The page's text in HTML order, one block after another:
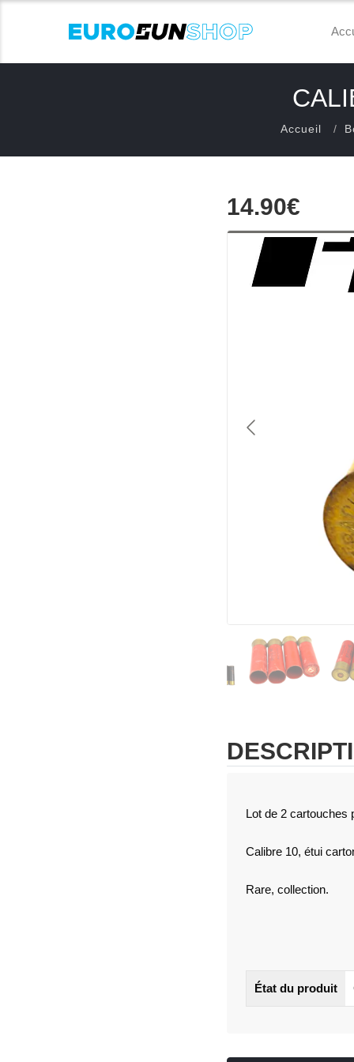
Accueil
14.90€
Lot de 2 cartouches
Calibre 10, étui
Rare, collection.
État du produit